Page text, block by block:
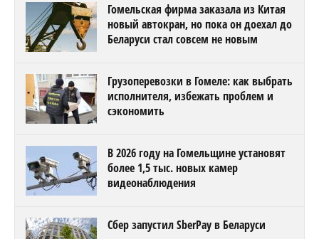
Гомельская фирма заказала из Китая
новый автокран, но пока он доехал до
Беларуси стал совсем не новым
Грузоперевозки в Гомеле: как выбрать
исполнителя, избежать проблем и
сэкономить
В 2026 году на Гомельщине установят
более 1,5 тыс. новых камер
видеонаблюдения
Сбер запустил SberPay в Беларуси